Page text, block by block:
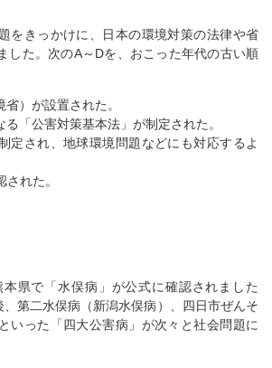
をきっかけに、日本の環境対策の法律や省
した。次のA～Dを、おこった年代の古い順
）が設置された。
「公害対策基本法」が制定された。
定され、地球環境問題などにも対応するよ
れた。
県で「水俣病」が公式に確認されました
、第二水俣病（新潟水俣病）、四日市ぜんそ
いった「四大公害病」が次々と社会問題に